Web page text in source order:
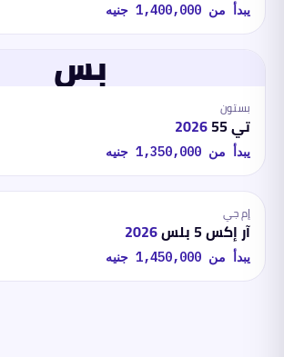
يبدأ من 1,400,000 جنيه
بس
بستون
تي 55 2026
يبدأ من 1,350,000 جنيه
إم جي
آر إكس 5 بلس 2026
يبدأ من 1,450,000 جنيه